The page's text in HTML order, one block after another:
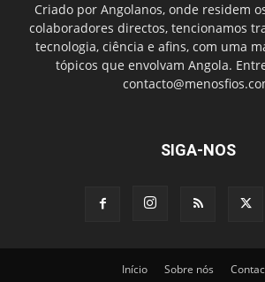
Criado por Angolanos, onde residem
colaboradores directos, tencionamos
tecnologia, ciência e afins, com uma
tópicos que envolvam Angola.
SIGA-NOS
Início Sobre nós